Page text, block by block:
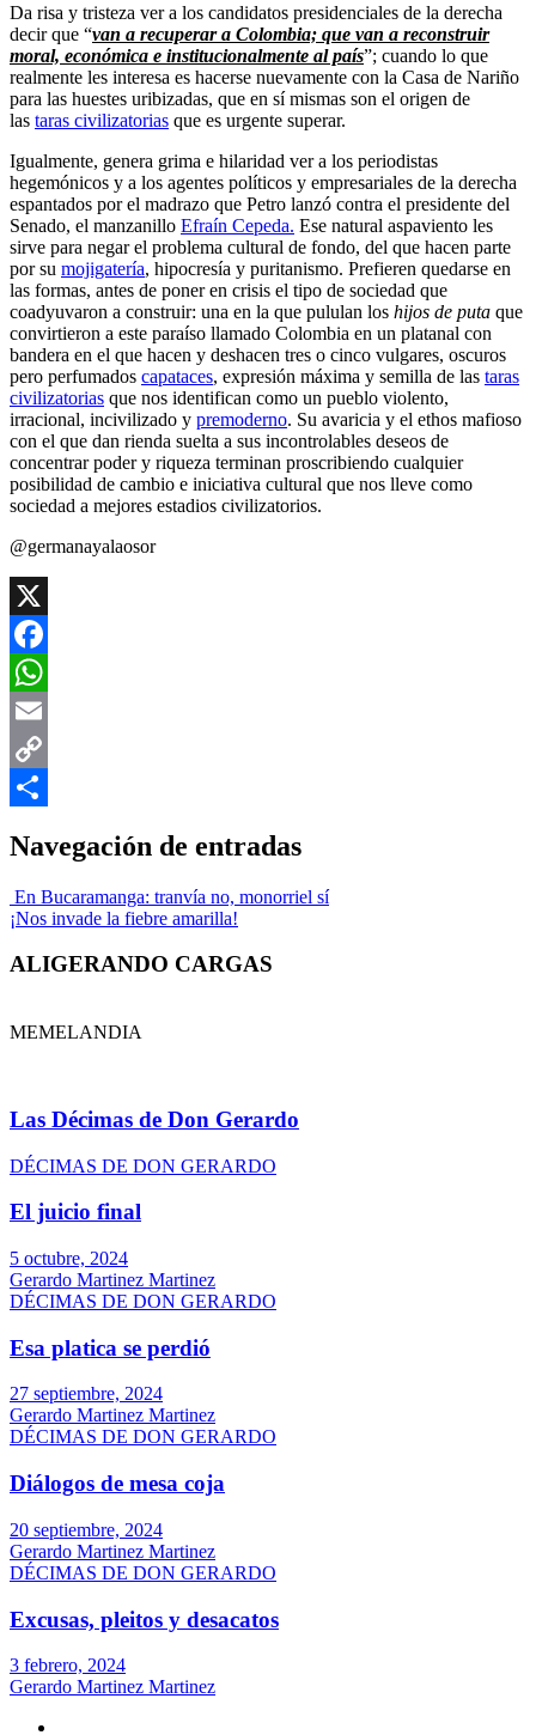
Da risa y tristeza ver a los candidatos presidenciales de la derecha
decir que “van a recuperar a Colombia; que van a reconstruir
moral, económica e institucionalmente al país”; cuando lo que
realmente les interesa es hacerse nuevamente con la Casa de Nariño
para las huestes uribizadas, que en sí mismas son el origen de
las taras civilizatorias que es urgente superar.
Igualmente, genera grima e hilaridad ver a los periodistas
hegemónicos y a los agentes políticos y empresariales de la derecha
espantados por el madrazo que Petro lanzó contra el presidente del
Senado, el manzanillo Efraín Cepeda. Ese natural aspaviento les
sirve para negar el problema cultural de fondo, del que hacen parte
por su mojigatería, hipocresía y puritanismo. Prefieren quedarse en
las formas, antes de poner en crisis el tipo de sociedad que
coadyuvaron a construir: una en la que pululan los hijos de puta que
convirtieron a este paraíso llamado Colombia en un platanal con
bandera en el que hacen y deshacen tres o cinco vulgares, oscuros
pero perfumados capataces, expresión máxima y semilla de las taras
civilizatorias que nos identifican como un pueblo violento,
irracional, incivilizado y premoderno. Su avaricia y el ethos mafioso
con el que dan rienda suelta a sus incontrolables deseos de
concentrar poder y riqueza terminan proscribiendo cualquier
posibilidad de cambio e iniciativa cultural que nos lleve como
sociedad a mejores estadios civilizatorios.
@germanayalaosor
X
Facebook
WhatsApp
Email
Copy
Navegación de entradas
En Bucaramanga: tranvía no, monorriel sí
¡Nos invade la fiebre amarilla!
ALIGERANDO CARGAS
MEMELANDIA
Las Décimas de Don Gerardo
DÉCIMAS DE DON GERARDO
El juicio final
5 octubre, 2024
Gerardo Martinez Martinez
DÉCIMAS DE DON GERARDO
Esa platica se perdió
27 septiembre, 2024
Gerardo Martinez Martinez
DÉCIMAS DE DON GERARDO
Diálogos de mesa coja
20 septiembre, 2024
Gerardo Martinez Martinez
DÉCIMAS DE DON GERARDO
Excusas, pleitos y desacatos
3 febrero, 2024
Gerardo Martinez Martinez